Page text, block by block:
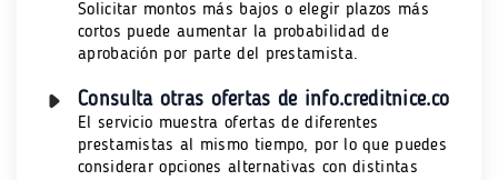
Solicitar montos más bajos o elegir plazos más
cortos puede aumentar la probabilidad de
aprobación por parte del prestamista.
Consulta otras ofertas de info.creditnice.co
El servicio muestra ofertas de diferentes
prestamistas al mismo tiempo, por lo que puedes
considerar opciones alternativas con distintas